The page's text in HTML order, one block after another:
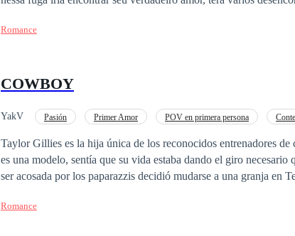
empresa, mesmo que para isso tivesse que sacrificar sua filha.
Romance
COWBOY
YakV Pasión Primer Amor POV en primera persona
Taylor Gillies es la hija única de los reconocidos entrenadores
es una modelo, sentía que su vida estaba dando el giro
ser acosada por los paparazzis decidió mudarse a una granja en
hace casi diez años, aun seguía amándolo pero ella se había
Romance